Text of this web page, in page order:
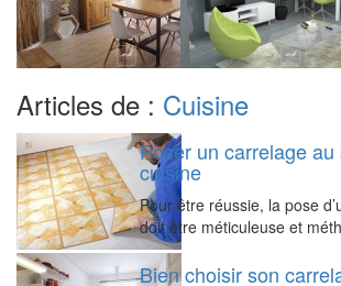
Articles de : Cuisine
Poser un carrelage
cuisine
Pour être réussie, la pose
doit être méticuleuse et
Bien choisir son